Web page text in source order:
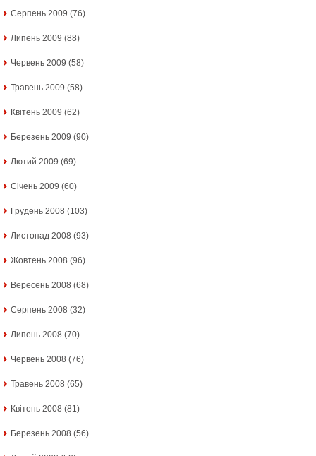
Серпень 2009 (76)
Липень 2009 (88)
Червень 2009 (58)
Травень 2009 (58)
Квітень 2009 (62)
Березень 2009 (90)
Лютий 2009 (69)
Січень 2009 (60)
Грудень 2008 (103)
Листопад 2008 (93)
Жовтень 2008 (96)
Вересень 2008 (68)
Серпень 2008 (32)
Липень 2008 (70)
Червень 2008 (76)
Травень 2008 (65)
Квітень 2008 (81)
Березень 2008 (56)